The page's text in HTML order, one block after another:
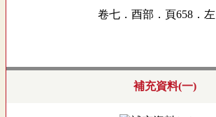
卷七．酉部．頁658．左
補充資料(一)